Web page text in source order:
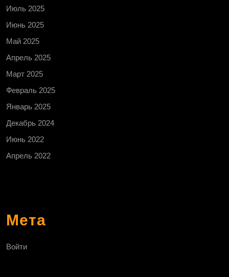
Июль 2025
Июнь 2025
Май 2025
Апрель 2025
Март 2025
Февраль 2025
Январь 2025
Декабрь 2024
Июнь 2022
Апрель 2022
Мета
Войти